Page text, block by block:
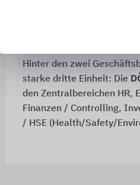
Hinter den zwei
starke dritte Einheit: Die
den Zentralbereichen HR,
Finanzen / Controlling,
/ HSE (Health/Safety/